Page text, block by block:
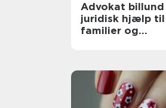
Advokat billund
juridisk hjælp til
familier og